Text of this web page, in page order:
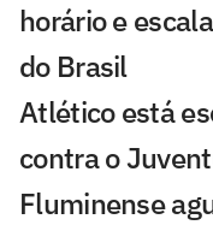
horário e
do Brasil
Atlético está
contra o
Fluminense